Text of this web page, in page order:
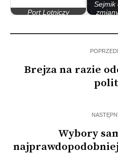
Port Lotniczy
Sejmik
Brejza na razie
Wybory